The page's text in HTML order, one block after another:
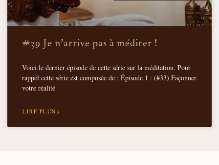
#39 Je n’arrive pas à méditer !
Voici le dernier épisode de cette série sur la méditation. Pour
rappel cette série est composée de : Épisode 1 : (#33) Façonner
votre réalité
LIRE PLUS >